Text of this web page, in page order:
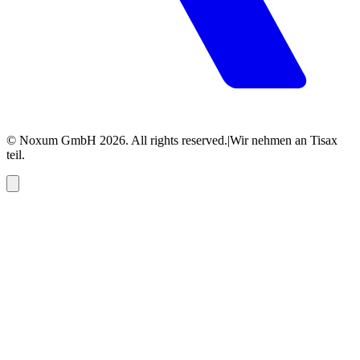
© Noxum GmbH 2026. All rights reserved.|Wir nehmen an Tisax
teil.